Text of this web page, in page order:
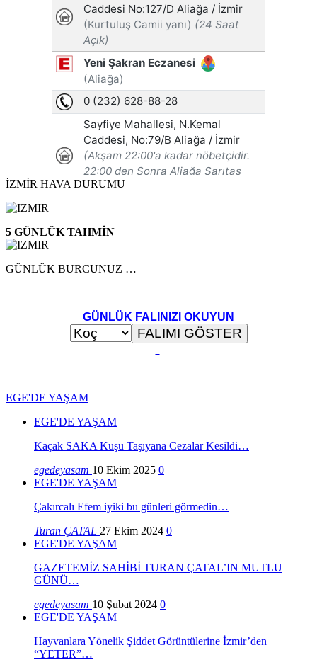
İZMİR HAVA DURUMU
5 GÜNLÜK TAHMİN
GÜNLÜK BURCUNUZ …
GÜNLÜK FALINIZI OKUYUN
EGE'DE YAŞAM
EGE'DE YAŞAM
Kaçak SAKA Kuşu Taşıyana Cezalar Kesildi…
egedeyasam 10 Ekim 2025 0
EGE'DE YAŞAM
Çakırcalı Efem iyiki bu günleri görmedin…
Turan ÇATAL 27 Ekim 2024 0
EGE'DE YAŞAM
GAZETEMİZ SAHİBİ TURAN ÇATAL’IN MUTLU
GÜNÜ…
egedeyasam 10 Şubat 2024 0
EGE'DE YAŞAM
Hayvanlara Yönelik Şiddet Görüntülerine İzmir’den
“YETER”…